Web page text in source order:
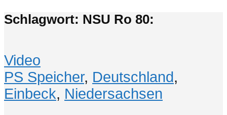
Schlagwort: NSU Ro 80:
Video
PS Speicher, Deutschland,
Einbeck, Niedersachsen